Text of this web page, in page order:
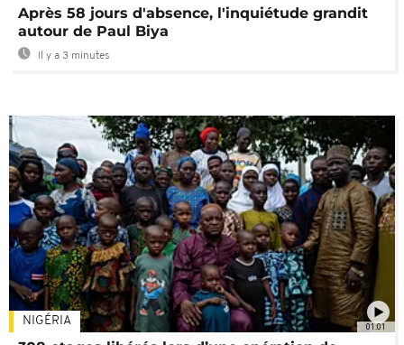
Après 58 jours d'absence, l'inquiétude grandit
autour de Paul Biya
Il y a 3 minutes
01:01
NIGÉRIA